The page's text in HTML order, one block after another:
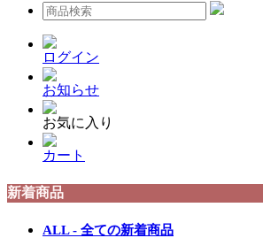
ログイン
お知らせ
お気に入り
カート
新着商品
ALL - 全ての新着商品